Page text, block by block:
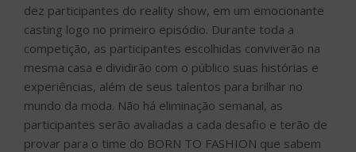
dez participantes do reality show, em um emocionante
casting logo no primeiro episódio. Durante toda a
competição, as participantes escolhidas conviverão na
mesma casa e dividirão com o público suas histórias e
experiências, além de seus talentos para brilhar no
mundo da moda. Não há eliminação semanal, as
participantes serão avaliadas a cada desafio e terão de
provar para o time do BORN TO FASHION que sabem